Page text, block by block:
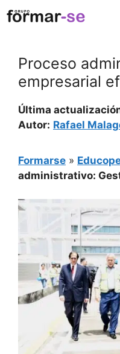
Saltar
al
Proceso
empresarial
Última
Autor: Rafael
Formarse »
administrativo: